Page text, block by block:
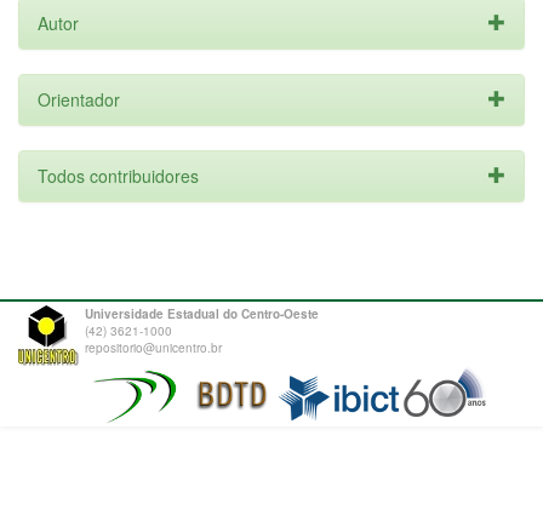
Autor
Orientador
Todos contribuidores
Universidade Estadual do Centro-Oeste
(42) 3621-1000
repositorio@unicentro.br